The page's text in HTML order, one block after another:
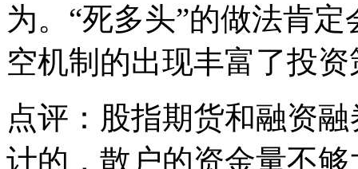
为。“死多头”的做法肯
空机制的出现丰富了投
点评：股指期货和融资
计的，散户的资金量不